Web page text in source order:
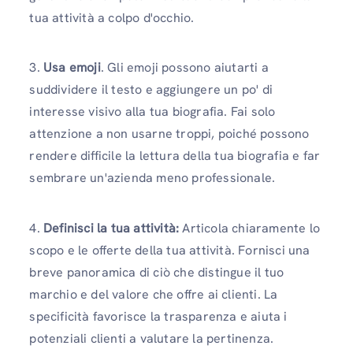
tua attività a colpo d'occhio.
3. Usa emoji. Gli emoji possono aiutarti a
suddividere il testo e aggiungere un po' di
interesse visivo alla tua biografia. Fai solo
attenzione a non usarne troppi, poiché possono
rendere difficile la lettura della tua biografia e far
sembrare un'azienda meno professionale.
4. Definisci la tua attività:Articola chiaramente lo
scopo e le offerte della tua attività. Fornisci una
breve panoramica di ciò che distingue il tuo
marchio e del valore che offre ai clienti. La
specificità favorisce la trasparenza e aiuta i
potenziali clienti a valutare la pertinenza.